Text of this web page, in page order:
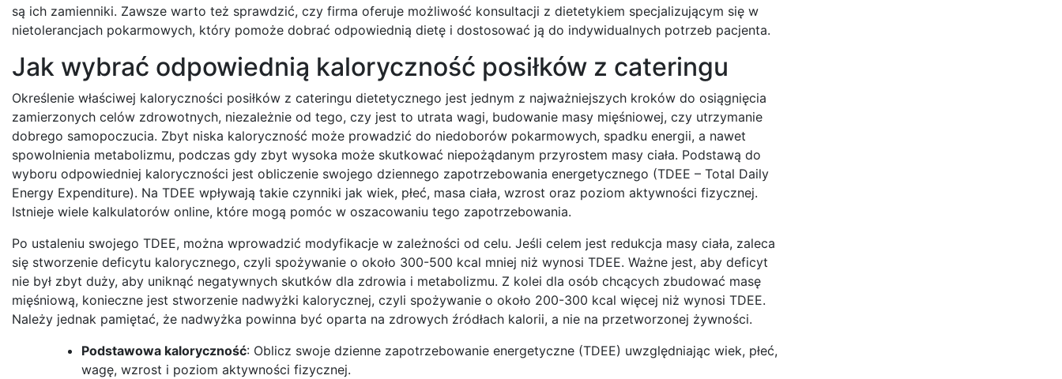
są ich zamienniki. Zawsze warto też sprawdzić, czy firma oferuje możliwość konsultacji z dietetykiem specjalizującym się w
nietolerancjach pokarmowych, który pomoże dobrać odpowiednią dietę i dostosować ją do indywidualnych potrzeb pacjenta.
Jak wybrać odpowiednią kaloryczność posiłków z cateringu
Określenie właściwej kaloryczności posiłków z cateringu dietetycznego jest jednym z najważniejszych kroków do osiągnięcia
zamierzonych celów zdrowotnych, niezależnie od tego, czy jest to utrata wagi, budowanie masy mięśniowej, czy utrzymanie
dobrego samopoczucia. Zbyt niska kaloryczność może prowadzić do niedoborów pokarmowych, spadku energii, a nawet
spowolnienia metabolizmu, podczas gdy zbyt wysoka może skutkować niepożądanym przyrostem masy ciała. Podstawą do
wyboru odpowiedniej kaloryczności jest obliczenie swojego dziennego zapotrzebowania energetycznego (TDEE – Total Daily
Energy Expenditure). Na TDEE wpływają takie czynniki jak wiek, płeć, masa ciała, wzrost oraz poziom aktywności fizycznej.
Istnieje wiele kalkulatorów online, które mogą pomóc w oszacowaniu tego zapotrzebowania.
Po ustaleniu swojego TDEE, można wprowadzić modyfikacje w zależności od celu. Jeśli celem jest redukcja masy ciała, zaleca
się stworzenie deficytu kalorycznego, czyli spożywanie o około 300-500 kcal mniej niż wynosi TDEE. Ważne jest, aby deficyt
nie był zbyt duży, aby uniknąć negatywnych skutków dla zdrowia i metabolizmu. Z kolei dla osób chcących zbudować masę
mięśniową, konieczne jest stworzenie nadwyżki kalorycznej, czyli spożywanie o około 200-300 kcal więcej niż wynosi TDEE.
Należy jednak pamiętać, że nadwyżka powinna być oparta na zdrowych źródłach kalorii, a nie na przetworzonej żywności.
Podstawowa kaloryczność: Oblicz swoje dzienne zapotrzebowanie energetyczne (TDEE) uwzględniając wiek, płeć,
wagę, wzrost i poziom aktywności fizycznej.